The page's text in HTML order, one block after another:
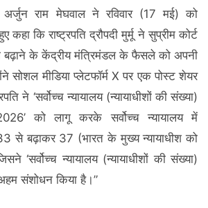
राम मेघवाल ने रविवार (17 मई) को
कहा कि राष्ट्रपति द्रौपदी मुर्मू ने सुप्रीम कोर्ट
बढ़ाने के केंद्रीय मंत्रिमंडल के फैसले को अपनी
सोशल मीडिया प्लेटफॉर्म X पर एक पोस्ट शेयर
ने ‘सर्वोच्च न्यायालय (न्यायाधीशों की संख्या)
को लागू करके सर्वोच्च न्यायालय में
33 से बढ़ाकर 37 (भारत के मुख्य न्यायाधीश को
‘सर्वोच्च न्यायालय (न्यायाधीशों की संख्या)
संशोधन किया है।”